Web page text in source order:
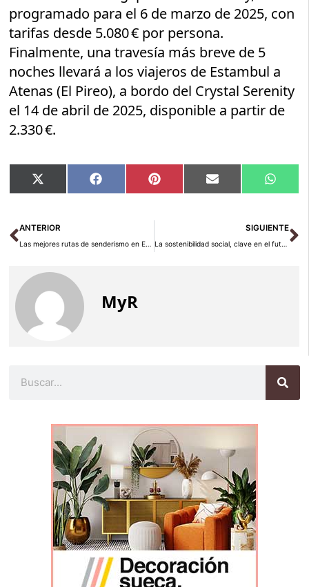
programado para el 6 de marzo de 2025, con
tarifas desde 5.080 € por persona.
Finalmente, una travesía más breve de 5
noches llevará a los viajeros de Estambul a
Atenas (El Pireo), a bordo del Crystal Serenity
el 14 de abril de 2025, disponible a partir de
2.330 €.
Compartir
en
X
(Twitter)
Compartir
en
Facebook Compartir
en
Pinterest Compartir
en
Email
en
Ant
ANTERIOR
Las mejores rutas de senderismo en España
SIGUIENTE
La sostenibilidad social, clave en el futuro del turismo
MyR